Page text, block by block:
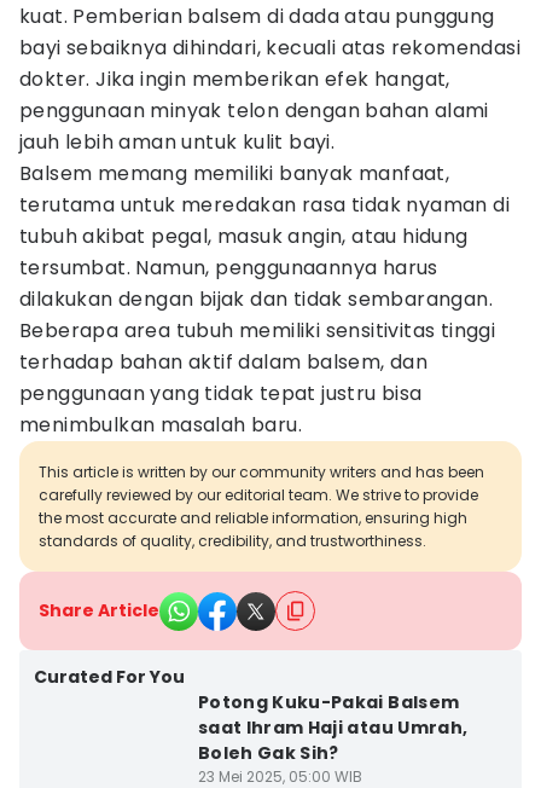
kuat. Pemberian balsem di dada atau punggung
bayi sebaiknya dihindari, kecuali atas rekomendasi
dokter. Jika ingin memberikan efek hangat,
penggunaan minyak telon dengan bahan alami
jauh lebih aman untuk kulit bayi.
Balsem memang memiliki banyak manfaat,
terutama untuk meredakan rasa tidak nyaman di
tubuh akibat pegal, masuk angin, atau hidung
tersumbat. Namun, penggunaannya harus
dilakukan dengan bijak dan tidak sembarangan.
Beberapa area tubuh memiliki sensitivitas tinggi
terhadap bahan aktif dalam balsem, dan
penggunaan yang tidak tepat justru bisa
menimbulkan masalah baru.
This article is written by our community writers and has been
carefully reviewed by our editorial team. We strive to provide
the most accurate and reliable information, ensuring high
standards of quality, credibility, and trustworthiness.
Share Article
Curated For You
Potong Kuku-Pakai Balsem
saat Ihram Haji atau Umrah,
Boleh Gak Sih?
23 Mei 2025, 05:00 WIB